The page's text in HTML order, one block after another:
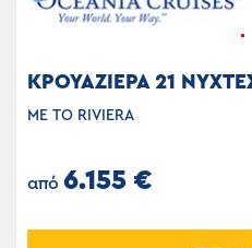
ΚΡΟΥΑΖΙΕΡΑ 21
ΜΕ ΤΟ RIVIERA
από 6.155 €